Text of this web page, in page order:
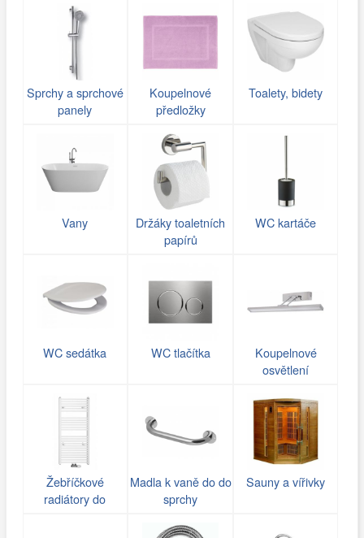
Sprchy a sprchové
panely
Koupelnové
předložky
Toalety, bidety
Vany
Držáky toaletních
papírů
WC kartáče
WC sedátka WC tlačítka
Koupelnové
osvětlení
Žebříčkové
radiátory do
Madla k vaně do do
sprchy
Sauny a vířivky